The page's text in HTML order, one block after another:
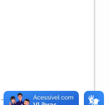
-- 1321.00.1.1.03-